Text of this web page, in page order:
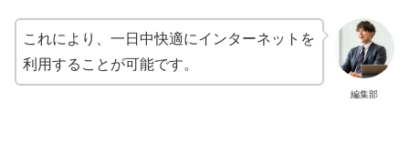
編集部
これにより、一日中快適にインターネットを
利用することが可能です。